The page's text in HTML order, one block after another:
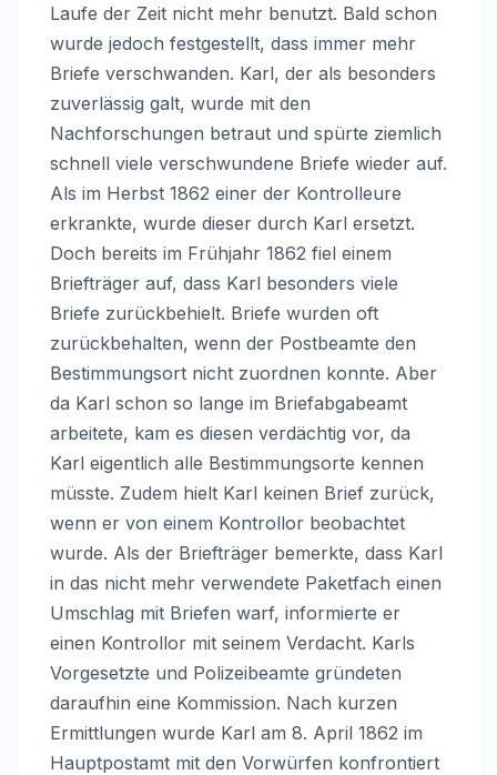
Laufe der Zeit nicht mehr benutzt. Bald schon
wurde jedoch festgestellt, dass immer mehr
Briefe verschwanden. Karl, der als besonders
zuverlässig galt, wurde mit den
Nachforschungen betraut und spürte ziemlich
schnell viele verschwundene Briefe wieder auf.
Als im Herbst 1862 einer der Kontrolleure
erkrankte, wurde dieser durch Karl ersetzt.
Doch bereits im Frühjahr 1862 fiel einem
Briefträger auf, dass Karl besonders viele
Briefe zurückbehielt. Briefe wurden oft
zurückbehalten, wenn der Postbeamte den
Bestimmungsort nicht zuordnen konnte. Aber
da Karl schon so lange im Briefabgabeamt
arbeitete, kam es diesen verdächtig vor, da
Karl eigentlich alle Bestimmungsorte kennen
müsste. Zudem hielt Karl keinen Brief zurück,
wenn er von einem Kontrollor beobachtet
wurde. Als der Briefträger bemerkte, dass Karl
in das nicht mehr verwendete Paketfach einen
Umschlag mit Briefen warf, informierte er
einen Kontrollor mit seinem Verdacht. Karls
Vorgesetzte und Polizeibeamte gründeten
daraufhin eine Kommission. Nach kurzen
Ermittlungen wurde Karl am 8. April 1862 im
Hauptpostamt mit den Vorwürfen konfrontiert